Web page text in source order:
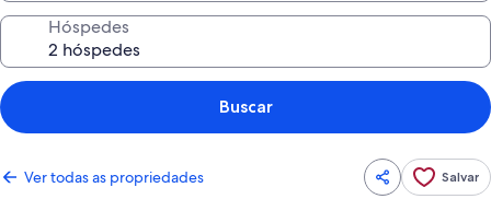
Hóspedes
Buscar
Ver todas as propriedades Salvar